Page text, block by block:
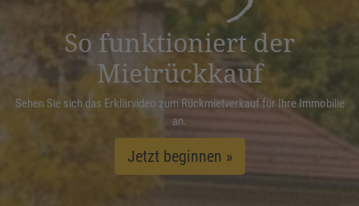
So funktioniert der
Mietrückkauf
Sehen Sie sich das Erklärvideo zum Rückmietverkauf für Ihre Immobilie
an.
Jetzt beginnen »